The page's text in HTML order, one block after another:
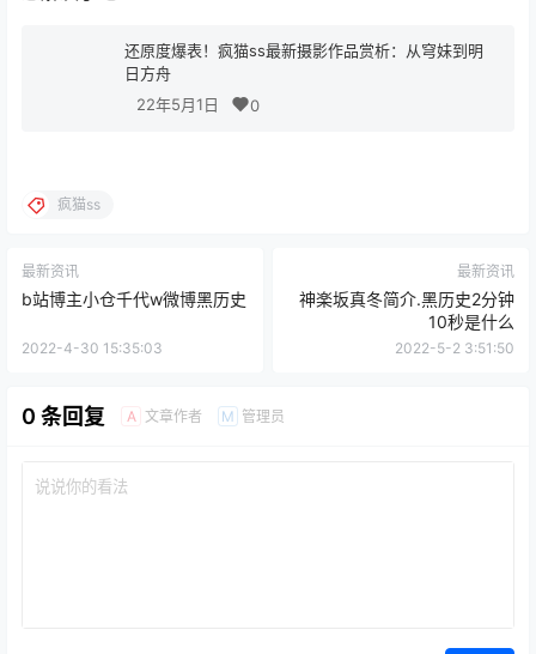
还原度爆表！疯猫ss最新摄影作品赏析：从穹妹到明
日方舟
22年5月1日
0
疯猫ss
最新资讯
b站博主小仓千代w微博黑历史
2022-4-30 15:35:03
最新资讯
神楽坂真冬简介.黑历史2分钟
10秒是什么
2022-5-2 3:51:50
0 条回复 A 文章作者 M 管理员